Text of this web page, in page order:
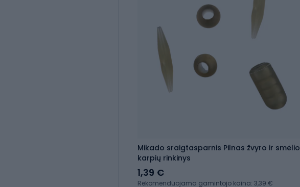
Mikado sraigtasparnis Pilnas žvyro ir smėlio
karpių rinkinys
1,39 €
Rekomenduojama gamintojo kaina: 3,39 €